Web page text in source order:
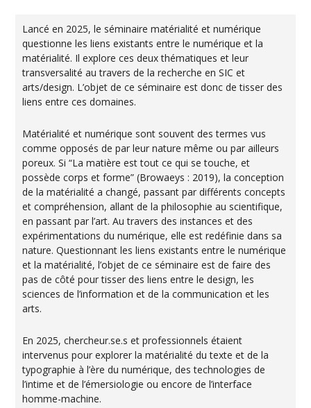
Lancé en 2025, le séminaire matérialité et numérique
questionne les liens existants entre le numérique et la
matérialité. Il explore ces deux thématiques et leur
transversalité au travers de la recherche en SIC et
arts/design. L’objet de ce séminaire est donc de tisser des
liens entre ces domaines.
Matérialité et numérique sont souvent des termes vus
comme opposés de par leur nature même ou par ailleurs
poreux. Si “La matière est tout ce qui se touche, et
possède corps et forme” (Browaeys : 2019), la conception
de la matérialité a changé, passant par différents concepts
et compréhension, allant de la philosophie au scientifique,
en passant par l’art. Au travers des instances et des
expérimentations du numérique, elle est redéfinie dans sa
nature. Questionnant les liens existants entre le numérique
et la matérialité, l’objet de ce séminaire est de faire des
pas de côté pour tisser des liens entre le design, les
sciences de l’information et de la communication et les
arts.
En 2025, chercheur.se.s et professionnels étaient
intervenus pour explorer la matérialité du texte et de la
typographie à l’ère du numérique, des technologies de
l’intime et de l’émersiologie ou encore de l’interface
homme-machine.